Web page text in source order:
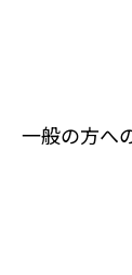
ニュースから注
ースをスライド
どの隙間時間に
日々も耳だけで
一般の方へ